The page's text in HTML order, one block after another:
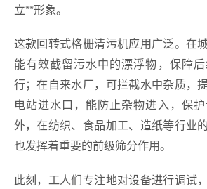
立**形象。
这款回转式格栅清污机应用广泛。在
能有效截留污水中的漂浮物，保障
行；在自来水厂，可拦截水中杂质，
电站进水口，能防止杂物进入，保
外，在纺织、食品加工、造纸等行业
也发挥着重要的前级筛分作用。
此刻，工人们专注地对设备进行调试